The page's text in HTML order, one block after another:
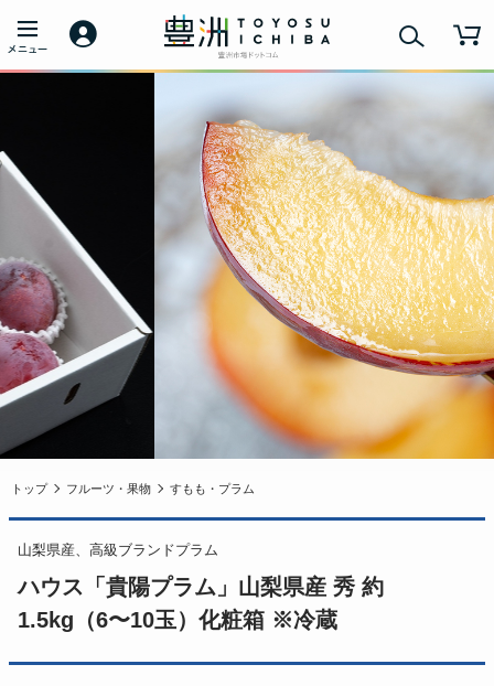
トップ フルーツ・果物 すもも・プラム
山梨県産、高級ブランドプラム
ハウス「貴陽プラム」山梨県産 秀 約
1.5kg（6〜10玉）化粧箱 ※冷蔵